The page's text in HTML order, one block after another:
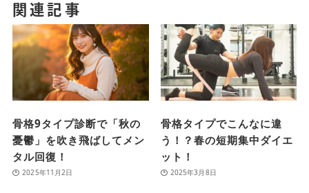
関連記事
骨格9タイプ診断で「秋の
憂鬱」を吹き飛ばしてメン
タル回復！
2025年11月2日
骨格タイプでこんなに違
う！？春の短期集中ダイエ
ット！
2025年3月8日